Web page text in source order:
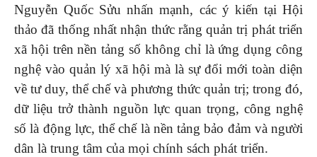
Nguyễn Quốc Sửu nhấn mạnh, các ý kiến tại Hội
thảo đã thống nhất nhận thức rằng quản trị phát triển
xã hội trên nền tảng số không chỉ là ứng dụng công
nghệ vào quản lý xã hội mà là sự đổi mới toàn diện
về tư duy, thể chế và phương thức quản trị; trong đó,
dữ liệu trở thành nguồn lực quan trọng, công nghệ
số là động lực, thể chế là nền tảng bảo đảm và người
dân là trung tâm của mọi chính sách phát triển.